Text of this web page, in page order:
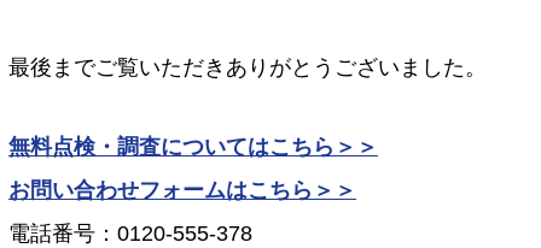
最後までご覧いただきありがとうございました。
無料点検・調査についてはこちら＞＞
お問い合わせフォームはこちら＞＞
電話番号：0120-555-378